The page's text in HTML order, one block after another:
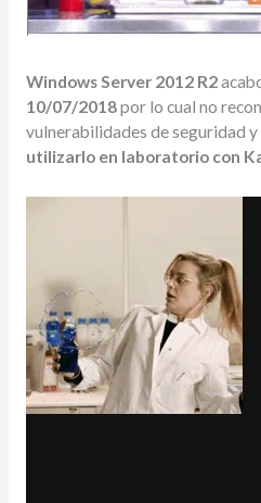
Windows Server 2012 R2
10/07/2018por lo cual no
vulnerabilidades de seguridad
utilizarlo en laboratorio con